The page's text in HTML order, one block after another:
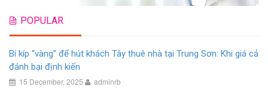
POPULAR
Bí kíp “vàng” để hút khách Tây thuê nhà tại Trung Sơn: Khi giá cả
đánh bại định kiến
15 December, 2025 adminrb